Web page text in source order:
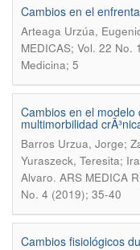
Cambios en el
Arteaga Urzúa,
MEDICAS; Vol. 22
Medicina; 5
Cambios en el modelo
multimorbilidad
Barros Urzua, Jorge;
Yuraszeck, Teresita;
Alvaro. ARS MEDICA
No. 4 (2019); 35-40
Cambios fisiológicos